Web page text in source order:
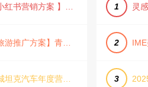
【小红书营销方案 】2025小红书节日大促节点大促IP营销方案
【旅游推广方案】青岛城市活力与山海魅力旅游推广方案（PPT格式）
长城坦克汽车年度营销活动方案
1
2
3